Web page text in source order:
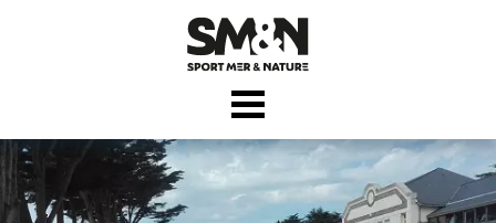
☰ MENU
QUI SOMMES NOUS
NOS CENTRES